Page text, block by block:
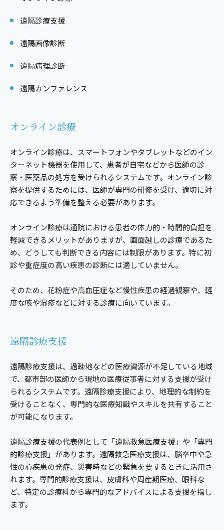
遠隔診療支援
遠隔画像診断
遠隔病理診断
遠隔カンファレンス
オンライン診療
オンライン診療は、スマートフォンやタブレットなどのイン
ターネット機器を使用して、患者が自宅などから医師の診
察・医薬品の処方を受けられるシステムです。オンライン診
察を提供するためには、医師が専門の研修を受け、適切に対
応できるよう準備を整える必要があります。
オンライン診療は通院における患者の体力的・時間的負担を
軽減できるメリットがありますが、画面越しの診療であるた
め、どうしても判断できる内容には制限があります。特に初
診や重症度の高い疾患の診断には適していません。
そのため、花粉症や高血圧症など慢性疾患の経過観察や、軽
度な咳や湿疹などに対する診療に向いています。
遠隔診療支援
遠隔診療支援は、過疎地などの医療資源が不足している地域
で、都市部の医師から現地の医療従事者に対する支援が受け
られるシステムです。遠隔診療支援により、地理的な制約を
受けることなく、専門的な医療知識やスキルを共有すること
が可能になります。
遠隔診療支援の代表例として「遠隔救急医療支援」や「専門
的診療支援」があります。遠隔救急医療支援は、脳卒中や急
性の心疾患の発症、災害時などの緊急を要するときに活用さ
れます。専門的診療支援は、皮膚科や周産期医療、眼科な
ど、特定の診療科から専門的なアドバイスによる支援を指し
ます。